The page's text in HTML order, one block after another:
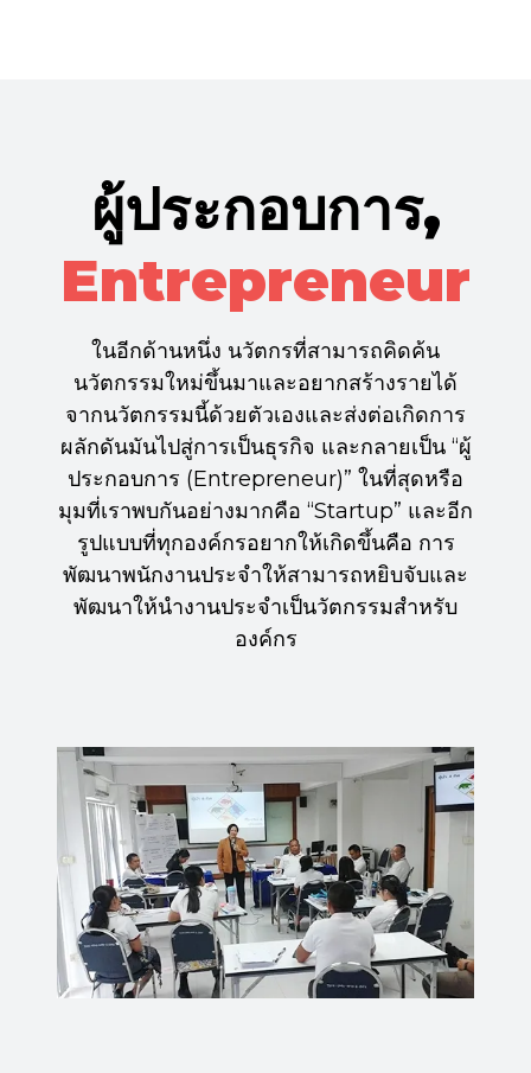
ผู้ประกอบการ,
Entrepreneur
ในอีกด้านหนึ่ง นวัตกรที่สามารถคิดค้น
นวัตกรรมใหม่ขึ้นมาและอยากสร้างรายได้
จากนวัตกรรมนี้ด้วยตัวเองและส่งต่อเกิดการ
ผลักดันมันไปสู่การเป็นธุรกิจ และกลายเป็น “ผู้
ประกอบการ (Entrepreneur)” ในที่สุดหรือ
มุมที่เราพบกันอย่างมากคือ “Startup” และอีก
รูปแบบที่ทุกองค์กรอยากให้เกิดขึ้นคือ การ
พัฒนาพนักงานประจำให้สามารถหยิบจับและ
พัฒนาให้นำงานประจำเป็นวัตกรรมสำหรับ
องค์กร